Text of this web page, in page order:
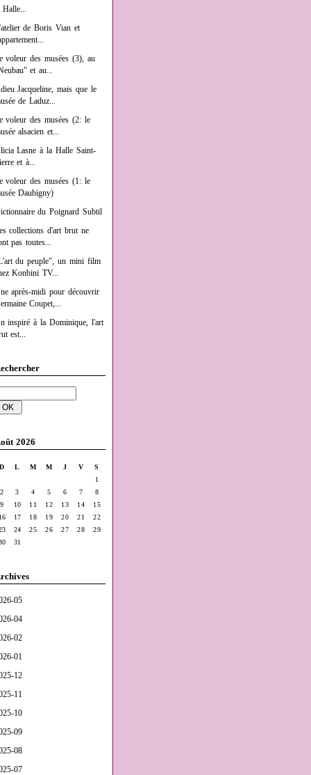
Halle...
de Boris Vian et
voleur des musées (3), au
et au...
Jacqueline, mais que le
de Laduz...
voleur des musées (2: le
alsacien et...
Lasne à la Halle Saint-
et à...
voleur des musées (1: le
Daubigny)
du Poignard Subtil
collections d'art brut ne
pas toutes...
du peuple", un mini film
Konbini TV...
après-midi pour découvrir
Coupet,...
inspiré à la Dominique, l'art
est...
2026
D L M M J V
S
1
2
3 4 5 6 7
8
9
10 11 12 13 14
15
16
17 18 19 20 21
22
24 25 26 27 28
29
31
05
04
02
01
12
11
10
09
08
07